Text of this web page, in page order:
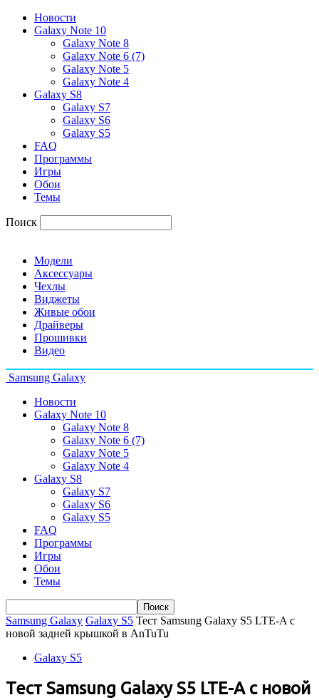
Новости
Galaxy Note 10
Galaxy Note 8
Galaxy Note 6 (7)
Galaxy Note 5
Galaxy Note 4
Galaxy S8
Galaxy S7
Galaxy S6
Galaxy S5
FAQ
Программы
Игры
Обои
Темы
Поиск
Модели
Аксессуары
Чехлы
Виджеты
Живые обои
Драйверы
Прошивки
Видео
Samsung Galaxy
Новости
Galaxy Note 10
Galaxy Note 8
Galaxy Note 6 (7)
Galaxy Note 5
Galaxy Note 4
Galaxy S8
Galaxy S7
Galaxy S6
Galaxy S5
FAQ
Программы
Игры
Обои
Темы
Samsung Galaxy Galaxy S5 Тест Samsung Galaxy S5 LTE-A с
новой задней крышкой в AnTuTu
Galaxy S5
Тест Samsung Galaxy S5 LTE-A с новой